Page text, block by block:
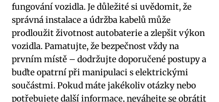
fungování vozidla. Je důležité si uvědomit, že
správná instalace a údržba kabelů může
prodloužit životnost autobaterie a zlepšit výkon
vozidla. Pamatujte, že bezpečnost vždy na
prvním místě – dodržujte doporučené postupy a
buďte opatrní při manipulaci s elektrickými
součástmi. Pokud máte jakékoliv otázky nebo
potřebujete další informace,neváhejte se obrátit